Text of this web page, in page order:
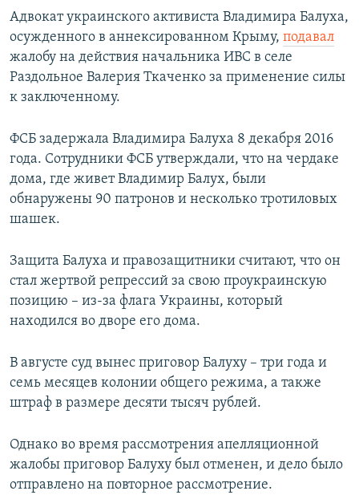
Адвокат украинского активиста Владимира Балуха,
осужденного в аннексированном Крыму, подавал
жалобу на действия начальника ИВС в селе
Раздольное Валерия Ткаченко за применение силы
к заключенному.
ФСБ задержала Владимира Балуха 8 декабря 2016
года. Сотрудники ФСБ утверждали, что на чердаке
дома, где живет Владимир Балух, были
обнаружены 90 патронов и несколько тротиловых
шашек.
Защита Балуха и правозащитники считают, что он
стал жертвой репрессий за свою проукраинскую
позицию – из-за флага Украины, который
находился во дворе его дома.
В августе суд вынес приговор Балуху – три года и
семь месяцев колонии общего режима, а также
штраф в размере десяти тысяч рублей.
Однако во время рассмотрения апелляционной
жалобы приговор Балуху был отменен, и дело было
отправлено на повторное рассмотрение.